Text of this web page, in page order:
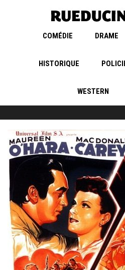
COMÉDIE DRAME
HISTORIQUE
WESTERN